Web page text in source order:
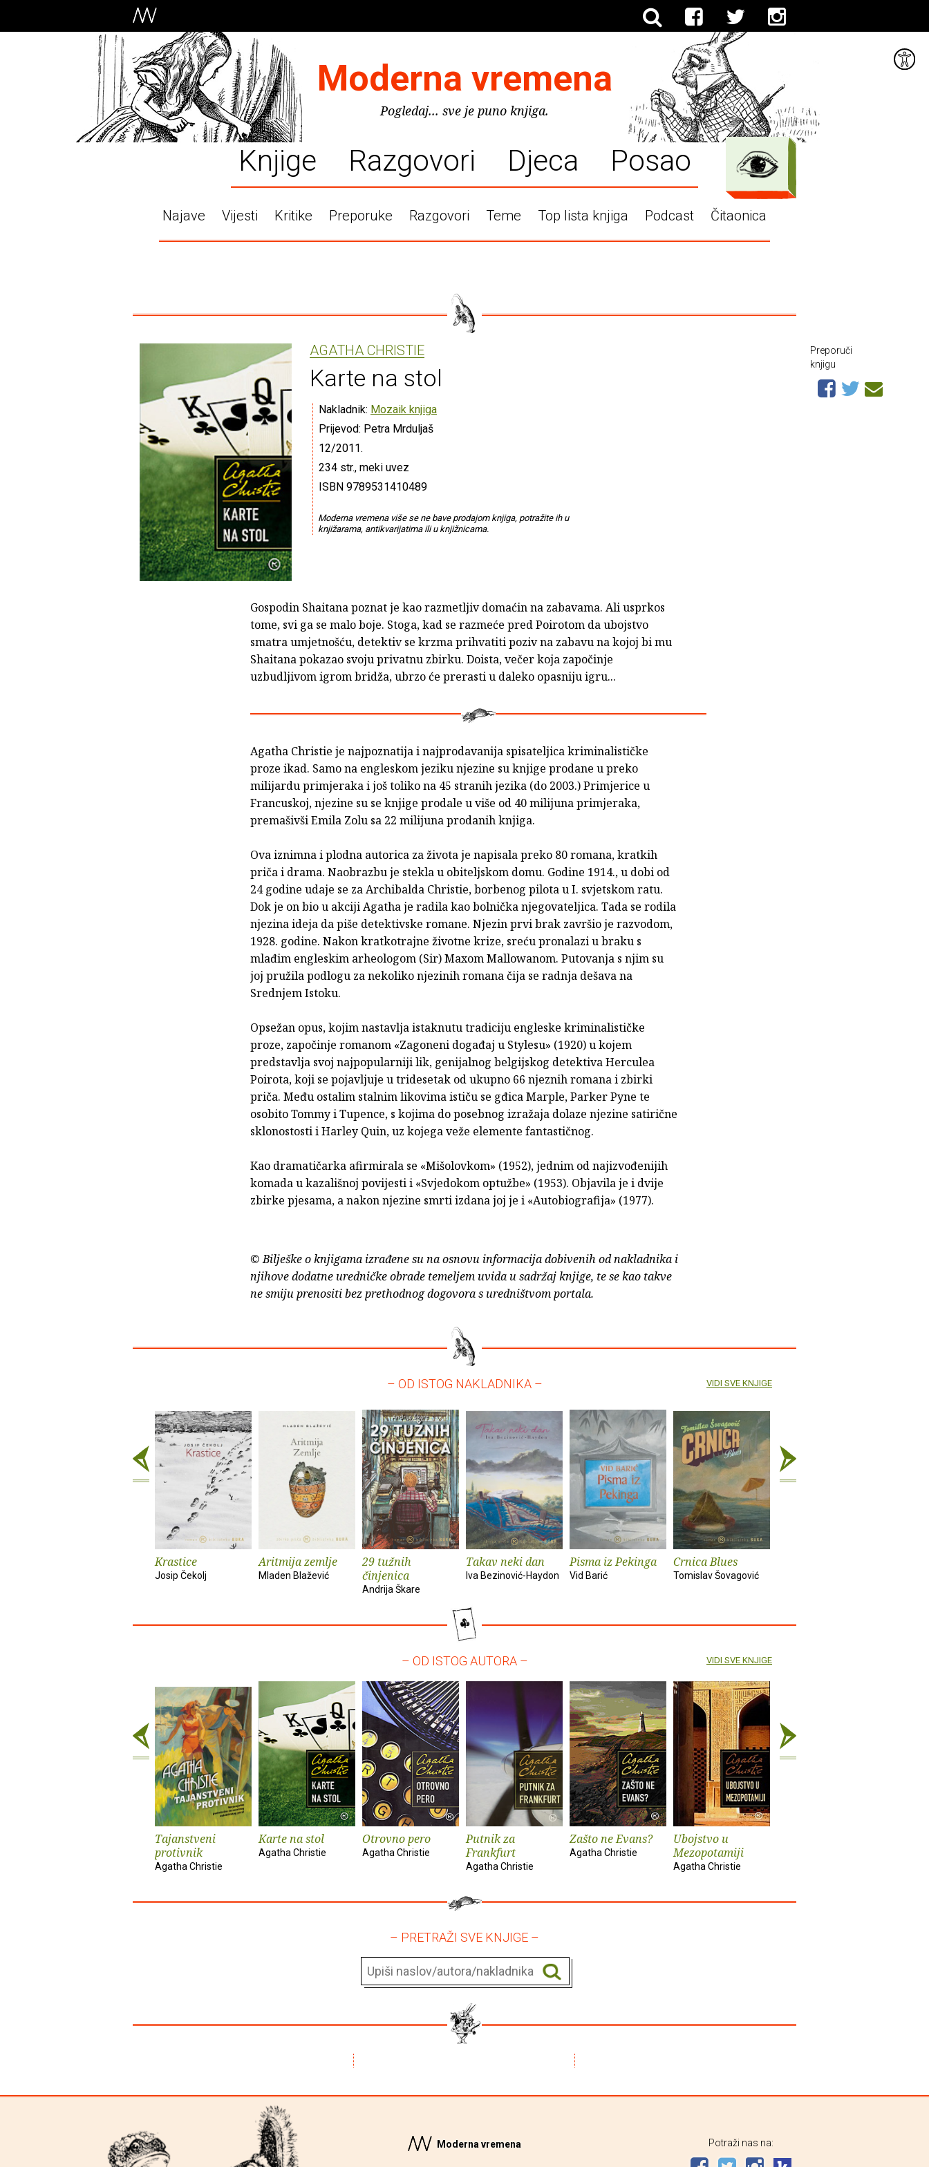
Moderna vremena
Pogledaj... sve je puno knjiga.
Knjige Razgovori Djeca Posao
Najave Vijesti Kritike Preporuke Razgovori Teme Top lista knjiga Podcast Čitaonica
AGATHA CHRISTIE
Karte na stol
Nakladnik: Mozaik knjiga
Prijevod: Petra Mrduljaš
12/2011.
234 str., meki uvez
ISBN 9789531410489
Moderna vremena više se ne bave prodajom knjiga, potražite ih u
knjižarama, antikvarijatima ili u knjižnicama.
Gospodin Shaitana poznat je kao razmetljiv domaćin na zabavama. Ali usprkos
tome, svi ga se malo boje. Stoga, kad se razmeće pred Poirotom da ubojstvo
smatra umjetnošću, detektiv se krzma prihvatiti poziv na zabavu na kojoj bi mu
Shaitana pokazao svoju privatnu zbirku. Doista, večer koja započinje
uzbudljivom igrom bridža, ubrzo će prerasti u daleko opasniju igru...
Agatha Christie je najpoznatija i najprodavanija spisateljica kriminalističke
proze ikad. Samo na engleskom jeziku njezine su knjige prodane u preko
milijardu primjeraka i još toliko na 45 stranih jezika (do 2003.) Primjerice u
Francuskoj, njezine su se knjige prodale u više od 40 milijuna primjeraka,
premašivši Emila Zolu sa 22 milijuna prodanih knjiga.
Ova iznimna i plodna autorica za života je napisala preko 80 romana, kratkih
priča i drama. Naobrazbu je stekla u obiteljskom domu. Godine 1914., u dobi od
24 godine udaje se za Archibalda Christie, borbenog pilota u I. svjetskom ratu.
Dok je on bio u akciji Agatha je radila kao bolnička njegovateljica. Tada se rodila
njezina ideja da piše detektivske romane. Njezin prvi brak završio je razvodom,
1928. godine. Nakon kratkotrajne životne krize, sreću pronalazi u braku s
mlađim engleskim arheologom (Sir) Maxom Mallowanom. Putovanja s njim su
joj pružila podlogu za nekoliko njezinih romana čija se radnja dešava na
Srednjem Istoku.
Opsežan opus, kojim nastavlja istaknutu tradiciju engleske kriminalističke
proze, započinje romanom «Zagoneni događaj u Stylesu» (1920) u kojem
predstavlja svoj najpopularniji lik, genijalnog belgijskog detektiva Herculea
Poirota, koji se pojavljuje u tridesetak od ukupno 66 njeznih romana i zbirki
priča. Među ostalim stalnim likovima ističu se gđica Marple, Parker Pyne te
osobito Tommy i Tupence, s kojima do posebnog izražaja dolaze njezine satirične
sklonostosti i Harley Quin, uz kojega veže elemente fantastičnog.
Kao dramatičarka afirmirala se «Mišolovkom» (1952), jednim od najizvođenijih
komada u kazališnoj povijesti i «Svjedokom optužbe» (1953). Objavila je i dvije
zbirke pjesama, a nakon njezine smrti izdana joj je i «Autobiografija» (1977).
© Bilješke o knjigama izrađene su na osnovu informacija dobivenih od nakladnika i
njihove dodatne uredničke obrade temeljem uvida u sadržaj knjige, te se kao takve
ne smiju prenositi bez prethodnog dogovora s uredništvom portala.
Preporuči
knjigu
– OD ISTOG NAKLADNIKA –
Krastice
Josip Čekolj
Aritmija zemlje
Mladen Blažević
29 tužnih
činjenica
Andrija Škare
Takav neki dan
Iva Bezinović-Haydon
Pisma iz Pekinga
Vid Barić
Crnica Blues
Tomislav Šovagović
VIDI SVE KNJIGE
– OD ISTOG AUTORA –
Tajanstveni
protivnik
Agatha Christie
Karte na stol
Agatha Christie
Otrovno pero
Agatha Christie
Putnik za
Frankfurt
Agatha Christie
Zašto ne Evans?
Agatha Christie
Ubojstvo u
Mezopotamiji
Agatha Christie
VIDI SVE KNJIGE
– PRETRAŽI SVE KNJIGE –
Moderna vremena Potraži nas na: